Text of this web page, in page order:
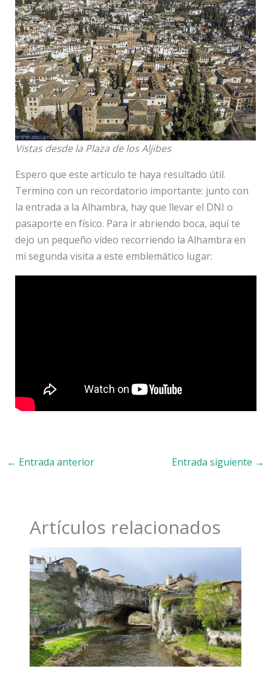
Vistas desde la Plaza de los Aljibes
Espero que este artículo te haya resultado útil.
Termino con un recordatorio importante: junto con
la entrada a la Alhambra, hay que llevar el DNI o
pasaporte en físico. Para ir abriendo boca, aquí te
dejo un pequeño vídeo recorriendo la Alhambra en
mi segunda visita a este emblemático lugar:
← Entrada anterior Entrada siguiente →
Artículos relacionados